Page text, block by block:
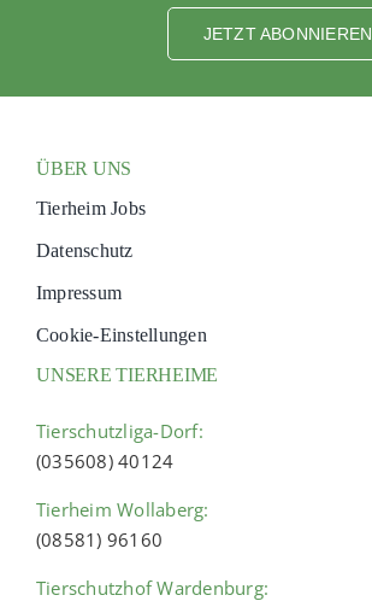
JETZT ABONNIEREN
ÜBER UNS
Tierheim Jobs
Datenschutz
Impressum
Cookie-Einstellungen
UNSERE TIERHEIME
Tierschutzliga-Dorf:
(035608) 40124
Tierheim Wollaberg:
(08581) 96160
Tierschutzhof Wardenburg: